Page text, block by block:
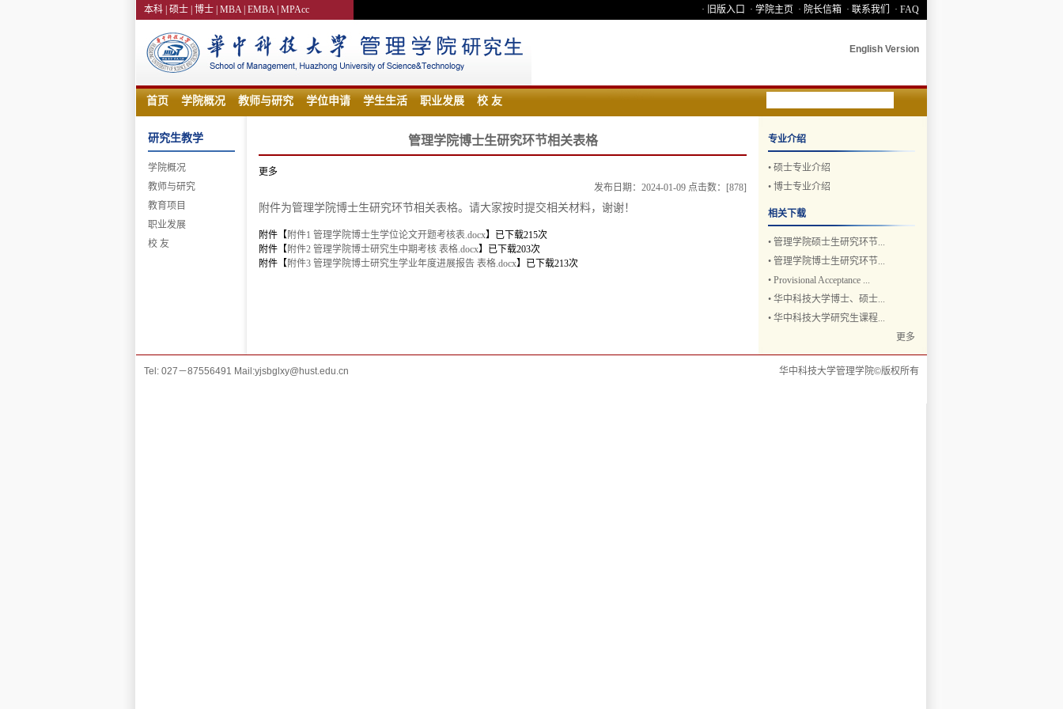
· 旧版入口 · 学院主页 · 院长信箱 · 联系我们 · FAQ
本科 | 硕士 | 博士 | MBA | EMBA | MPAcc
English Version
首页 学院概况 教师与研究 学位申请 学生生活 职业发展 校 友
研究生教学
学院概况
教师与研究
教育项目
职业发展
校 友
管理学院博士生研究环节相关表格
更多
发布日期：2024-01-09 点击数：[878]
附件为管理学院博士生研究环节相关表格。请大家按时提交相关材料，谢谢！
附件【附件1 管理学院博士生学位论文开题考核表.docx】已下载215次
附件【附件2 管理学院博士研究生中期考核 表格.docx】已下载203次
附件【附件3 管理学院博士研究生学业年度进展报告 表格.docx】已下载213次
专业介绍
• 硕士专业介绍
• 博士专业介绍
相关下载
• 管理学院硕士生研究环节...
• 管理学院博士生研究环节...
• Provisional Acceptance ...
• 华中科技大学博士、硕士...
• 华中科技大学研究生课程...
更多
华中科技大学管理学院©版权所有
Tel: 027－87556491 Mail:yjsbglxy@hust.edu.cn